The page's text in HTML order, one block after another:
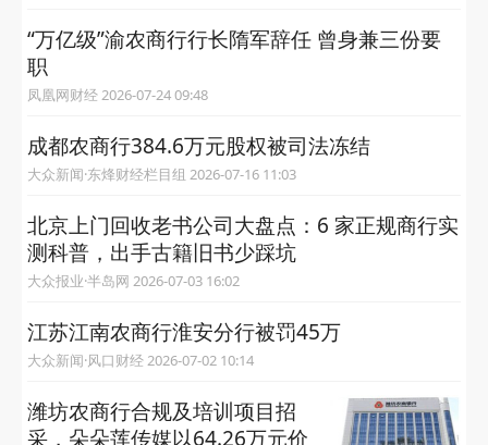
“万亿级”渝农商行行长隋军辞任 曾身兼三份要
职
凤凰网财经 2026-07-24 09:48
成都农商行384.6万元股权被司法冻结
大众新闻·东烽财经栏目组 2026-07-16 11:03
北京上门回收老书公司大盘点：6 家正规商行实
测科普，出手古籍旧书少踩坑
大众报业·半岛网 2026-07-03 16:02
江苏江南农商行淮安分行被罚45万
大众新闻·风口财经 2026-07-02 10:14
潍坊农商行合规及培训项目招
采，朵朵莲传媒以64.26万元价